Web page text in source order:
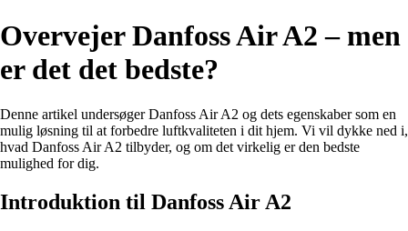
Overvejer Danfoss Air A2 – men
er det det bedste?
Denne artikel undersøger Danfoss Air A2 og dets egenskaber som en
mulig løsning til at forbedre luftkvaliteten i dit hjem. Vi vil dykke ned i,
hvad Danfoss Air A2 tilbyder, og om det virkelig er den bedste
mulighed for dig.
Introduktion til Danfoss Air A2